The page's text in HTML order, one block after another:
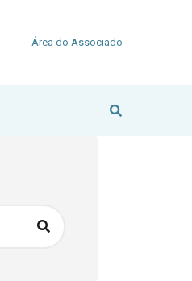
Área do Associado